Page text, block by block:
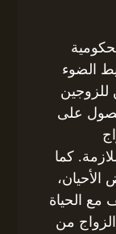
الضوء
للزوجين
على
كما
مع الحياة
من